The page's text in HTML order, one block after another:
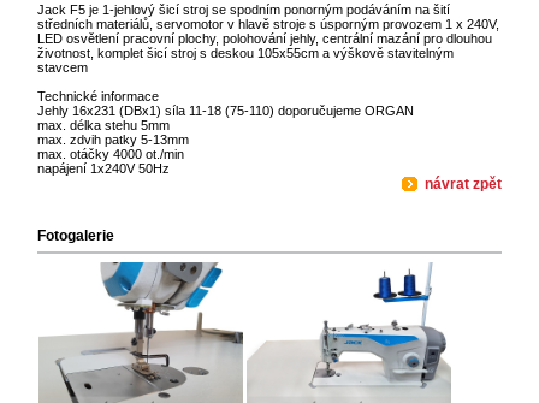
Jack F5 je 1-jehlový šicí stroj se spodním ponorným podáváním na šití
středních materiálů, servomotor v hlavě stroje s úsporným provozem 1 x 240V,
LED osvětlení pracovní plochy, polohování jehly, centrální mazání pro dlouhou
životnost, komplet šicí stroj s deskou 105x55cm a výškově stavitelným
stavcem
Technické informace
Jehly 16x231 (DBx1) síla 11-18 (75-110) doporučujeme ORGAN
max. délka stehu 5mm
max. zdvih patky 5-13mm
max. otáčky 4000 ot./min
napájení 1x240V 50Hz
návrat zpět
Fotogalerie